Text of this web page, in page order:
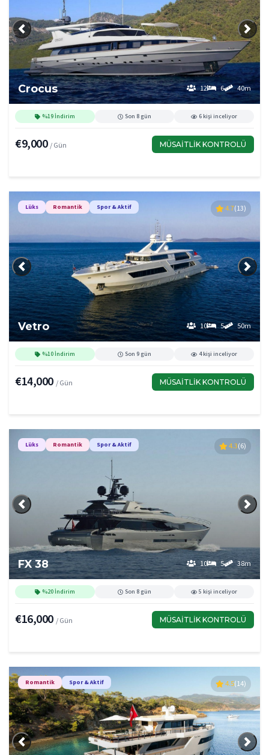
Önceki
Crocus 12 6 40m
%19 İndirim Son 8 gün 6 kişi inceliyor
€9,000 / Gün MÜSAITLIK KONTROLÜ
Önceki
Lüks Romantik Spor & Aktif
Vetro 10 5 50m
4.7(13)
%10 İndirim Son 9 gün 4 kişi inceliyor
€14,000 / Gün MÜSAITLIK KONTROLÜ
Önceki
Lüks Romantik Spor & Aktif
FX 38 10 5 38m
4.3(6)
%20 İndirim Son 8 gün 5 kişi inceliyor
€16,000 / Gün MÜSAITLIK KONTROLÜ
Önceki
Romantik Spor & Aktif 4.5(14)